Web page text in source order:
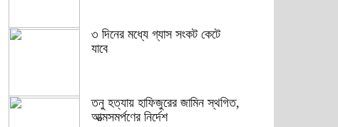
৩ দিনের মধ্যে গ্যাস সংকট কেটে
যাবে
তনু হত্যায় হাফিজুরের জামিন স্থগিত,
আত্মসমর্পণের নির্দেশ